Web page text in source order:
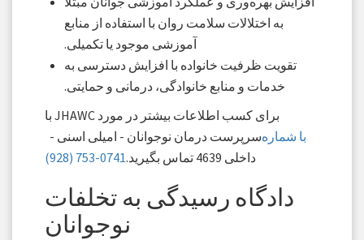
به اختلالات سلامت روان با استفاده از منابع
آموزشی موجود یا تکمیلی.
تقویت ظرفیت خانواده با افزایش دسترسی به
خدمات و منابع خانوادگی، درمانی و حمایتی.
برای کسب اطلاعات بیشتر در مورد JHAWC با
سرپرست درمان نوجوانان - امیلی اسنی -با شماره
‎(928) 753-0741
داخلی 4639 تماس بگیرید.
دادگاه رسیدگی به تخلفات
نوجوانان